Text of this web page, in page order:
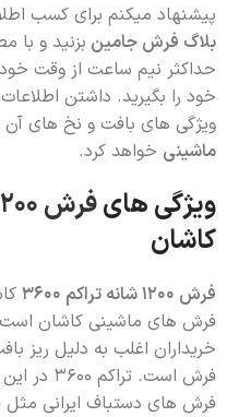
پیشنهاد میکنم برای کسب
بلاگ فرش جامین بزنید و با
حداکثر نیم ساعت از وقت
خود را بگیرید. داشتن
ویژگی های بافت و نخ های آن
ماشینی خواهد کرد.
ویژگی هایفرش 1200 شانه تراکم 3600
کاشان
فرش 1200 شانه تراکم 3600
فرش های ماشینی کاشان
خریداران اغلب به دلیل ریز
فرش است.